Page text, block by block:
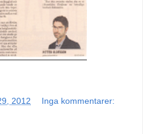
2012 Inga kommentarer: